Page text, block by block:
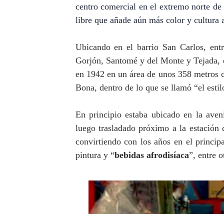
centro comercial en el extremo norte
libre que añade aún más color y
Ubicando en el barrio San Carlos,
Gorjón, Santomé y del Monte y
en 1942 en un área de unos 358
Bona, dentro de lo que se llamó “el
En principio estaba ubicado en la
luego trasladado próximo a la
convirtiendo con los años en el
pintura y “bebidas afrodisíaca”, entre